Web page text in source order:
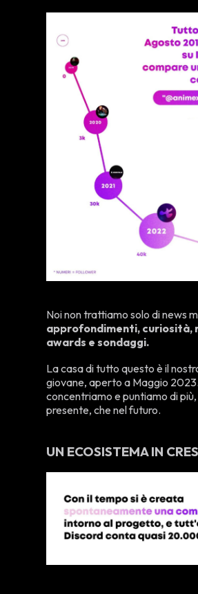
Noi non trattiamo solo di news
approfondimenti, curiosità,
awards e sondaggi.
La casa di tutto questo è il
giovane, aperto a Maggio
concentriamo e puntiamo di
presente, che nel futuro.
UN ECOSISTEMA IN